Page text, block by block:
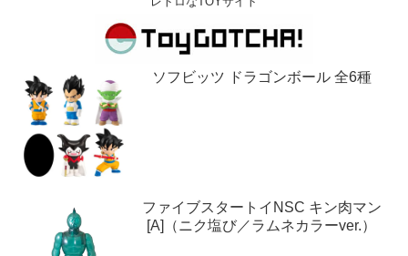
ソフビッツ ドラゴンボール 全6種
ファイブスタートイNSC キン肉マン
[A]（ニク塩び／ラムネカラーver.）